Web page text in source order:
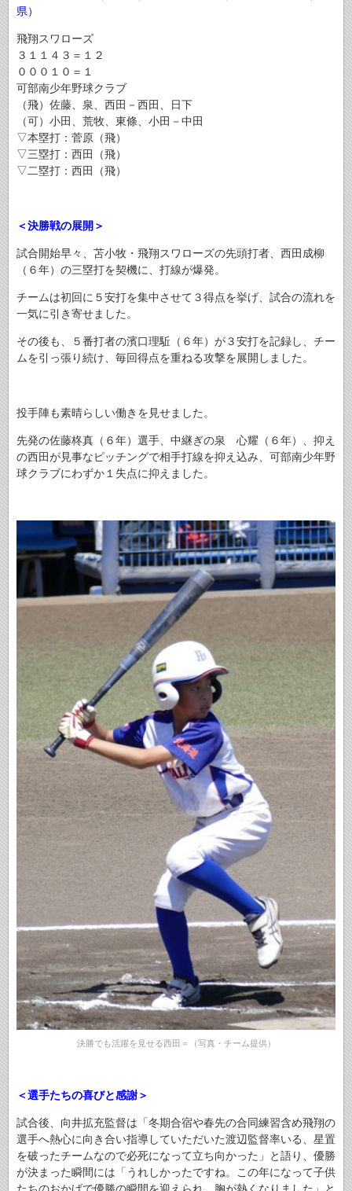
県）
飛翔スワローズ
３１１４３＝１２
０００１０＝１
可部南少年野球クラブ
（飛）佐藤、泉、西田－西田、日下
（可）小田、荒牧、東條、小田－中田
▽本塁打：菅原（飛）
▽三塁打：西田（飛）
▽二塁打：西田（飛）
＜決勝戦の展開＞
試合開始早々、苫小牧・飛翔スワローズの先頭打者、西田成柳
（６年）の三塁打を契機に、打線が爆発。
チームは初回に５安打を集中させて３得点を挙げ、試合の流れを
一気に引き寄せました。
その後も、５番打者の濱口理駈（６年）が３安打を記録し、チー
ムを引っ張り続け、毎回得点を重ねる攻撃を展開しました。
投手陣も素晴らしい働きを見せました。
先発の佐藤柊真（６年）選手、中継ぎの泉 心耀（６年）、抑え
の西田が見事なピッチングで相手打線を抑え込み、可部南少年野
球クラブにわずか１失点に抑えました。
決勝でも活躍を見せる西田＝（写真・チーム提供）
＜選手たちの喜びと感謝＞
試合後、向井拡充監督は「冬期合宿や春先の合同練習含め飛翔の
選手へ熱心に向き合い指導していただいた渡辺監督率いる、星置
を破ったチームなので必死になって立ち向かった」と語り、優勝
が決まった瞬間には「うれしかったですね。この年になって子供